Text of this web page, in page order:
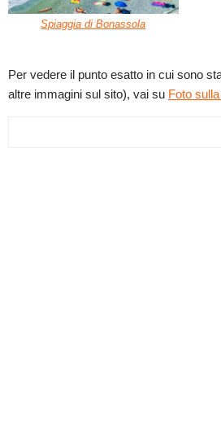
Spiaggia di Bonassola
Per vedere il punto esatto in cui sono
altre immagini sul sito), vai su Foto